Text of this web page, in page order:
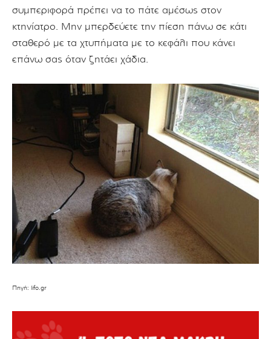
συμπεριφορά πρέπει να το πάτε αμέσως στον
κτηνίατρο. Μην μπερδεύετε την πίεση πάνω σε κάτι
σταθερό με τα χτυπήματα με το κεφάλι που κάνει
επάνω σας όταν ζητάει χάδια.
Πηγή: lifo.gr